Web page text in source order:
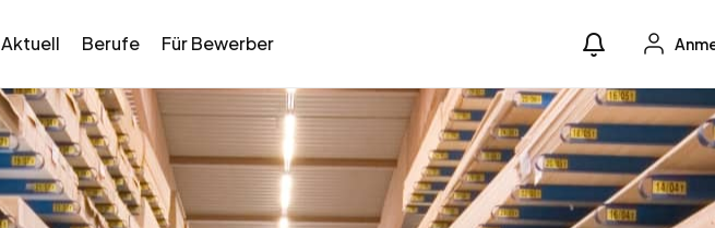
Aktuell Berufe Für Bewerber